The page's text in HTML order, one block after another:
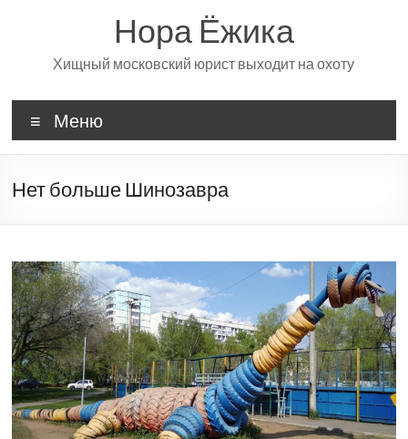
Нора Ёжика
Хищный московский юрист выходит на охоту
Меню
Нет больше Шинозавра